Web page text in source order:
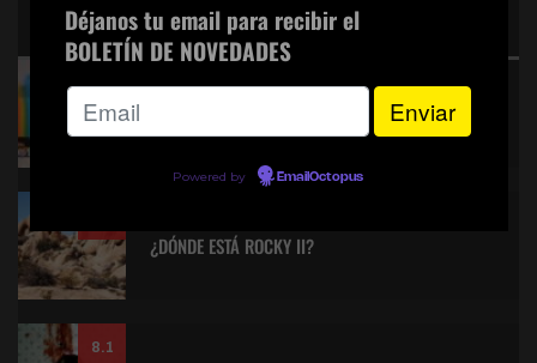
CINE: TOP 5 DE LALULULA
9.2
¿DÓNDE ESTÁ ROCKY II?
8.1
Déjanos tu email para recibir el
BOLETÍN DE NOVEDADES
Powered by EmailOctopus